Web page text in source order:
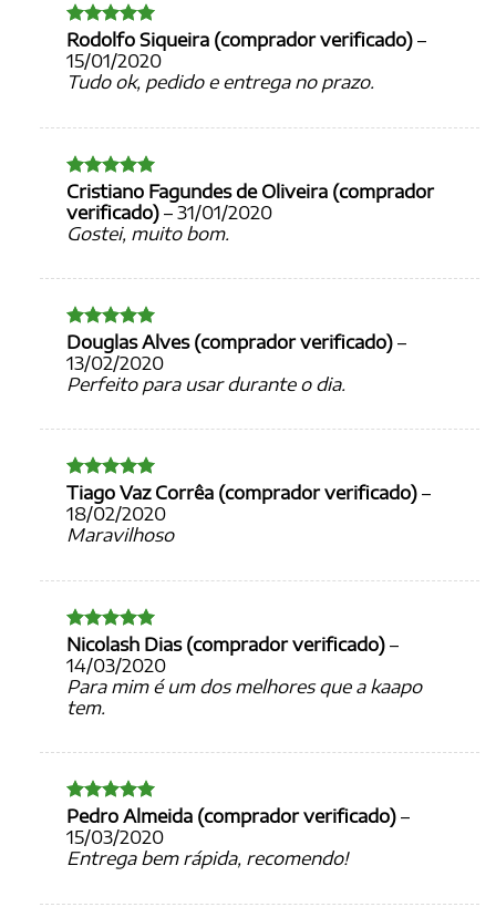
Avaliação5
de 5
Rodolfo Siqueira (comprador verificado) –
15/01/2020
Tudo ok, pedido e entrega no prazo.
Avaliação 5
de 5
Cristiano Fagundes de Oliveira (comprador
verificado) – 31/01/2020
Gostei, muito bom.
Avaliação5
de 5
Douglas Alves (comprador verificado) –
13/02/2020
Perfeito para usar durante o dia.
Avaliação5
de 5
Tiago Vaz Corrêa (comprador verificado) –
18/02/2020
Maravilhoso
Avaliação 5
de 5
Nicolash Dias (comprador verificado) –
14/03/2020
Para mim é um dos melhores que a kaapo
tem.
Avaliação5
de 5
Pedro Almeida (comprador verificado) –
15/03/2020
Entrega bem rápida, recomendo!